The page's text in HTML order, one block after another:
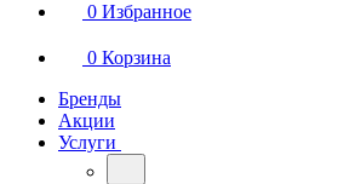
0 Избранное
0 Корзина
Бренды
Акции
Услуги